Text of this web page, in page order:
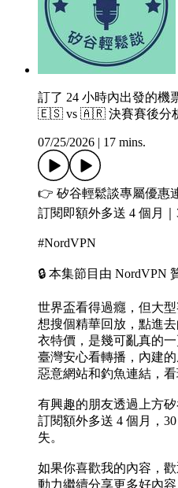
訂了 24 小時內出發的機
🇪🇸 vs 🇦🇷 決賽賽後分
07/25/2026 17 mins.
👉 矽谷輕鬆談專屬優惠
訂閱即額外多送 4 個月
#NordVPN
🔒 本集節目由 NordVPN
世界盃看得過癮，但大
想搜個精華回放，點進
衣特價，是幾可亂真的
臺灣安心看轉播，內建
惡意網站和釣魚連結，
有興趣的朋友透過上方
訂閱額外多送 4 個月，
失。
如果你喜歡我的內容，
動力繼續分享更多好內容